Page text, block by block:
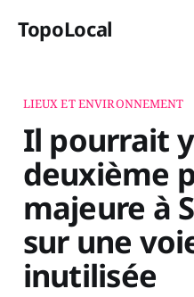
TopoLocal
LIEUX ET ENVIRONNEMENT
Il pourrait
deuxième
majeure à
sur une
inutilisée